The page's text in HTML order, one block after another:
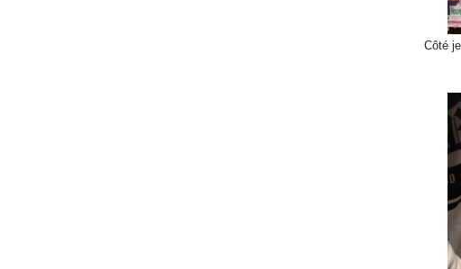
Côté